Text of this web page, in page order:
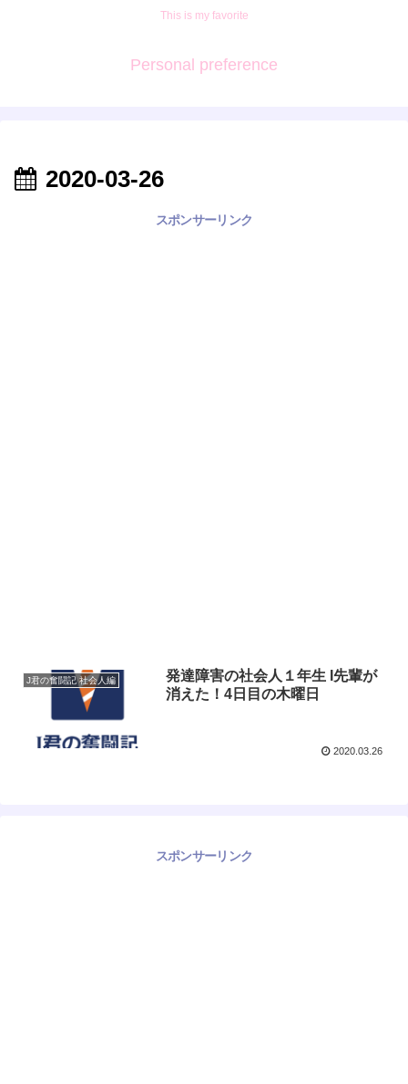
This is my favorite
Personal preference
2020-03-26
スポンサーリンク
J君の奮闘記 社会人編
発達障害の社会人１年生 I先輩が
消えた！4日目の木曜日
2020.03.26
スポンサーリンク